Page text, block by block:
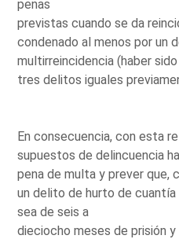
penas
previstas cuando se da
condenado al menos por un
multirreincidencia (haber
tres delitos iguales
En consecuencia, con esta
supuestos de delincuencia
pena de multa y prever que,
un delito de hurto de
sea de seis a
dieciocho meses de prisión